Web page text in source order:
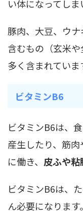
い体になってしま
豚肉、大豆、ウ
含むもの（玄米
多く含まれていま
ビタミンB6
ビタミンB6は、
産生したり、筋
に働き、 皮ふや粘
ビタミンB6は、
ん必要になります。